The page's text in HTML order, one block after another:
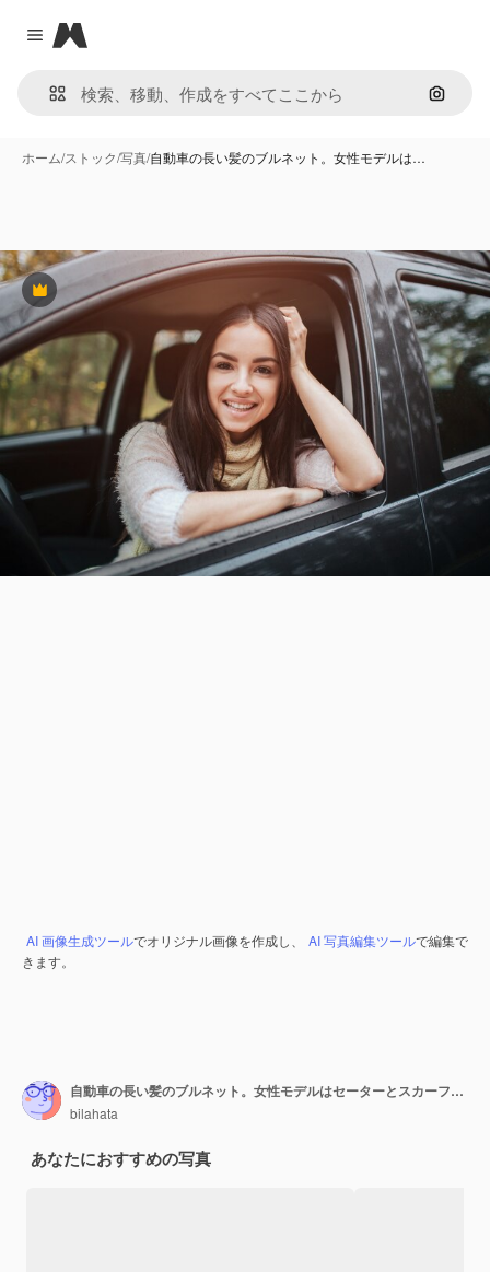
Close menu
Magnific
画像で
ホーム/ストック/写真/自動車の長い髪のブルネット。女性モデルは…
Premium
AI 画像生成ツールでオリジナル画像を作成し、 AI 写真編集ツールで編集で
きます。
自動車の長い髪のブルネット。女性モデルはセーターとスカーフを着用しています。秋のコンセプトです。
bilahata
あなたにおすすめの写真